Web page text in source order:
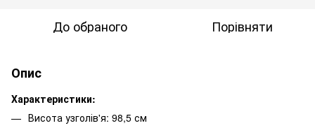
До обраного Порівняти
Опис
Характеристики:
Висота узголів'я: 98,5 см